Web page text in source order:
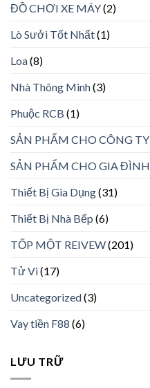
ĐỒ CHƠI XE MÁY(2)
Lò Sưởi Tốt Nhất(1)
Loa(8)
Nhà Thông Minh(3)
Phuộc RCB (1)
SẢN PHẨM CHO CÔNG TY
SẢN PHẨM CHO GIA ĐÌNH
Thiết Bị Gia Dụng(31)
Thiết Bị Nhà Bếp (6)
TỐP MỘT REIVEW(201)
Tử Vi(17)
Uncategorized(3)
Vay tiền F88 (6)
LƯU TRỮ